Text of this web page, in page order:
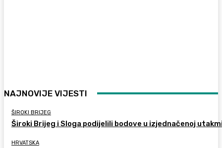
NAJNOVIJE VIJESTI
ŠIROKI BRIJEG
Široki Brijeg i Sloga podijelili bodove u izjednačenoj
HRVATSKA